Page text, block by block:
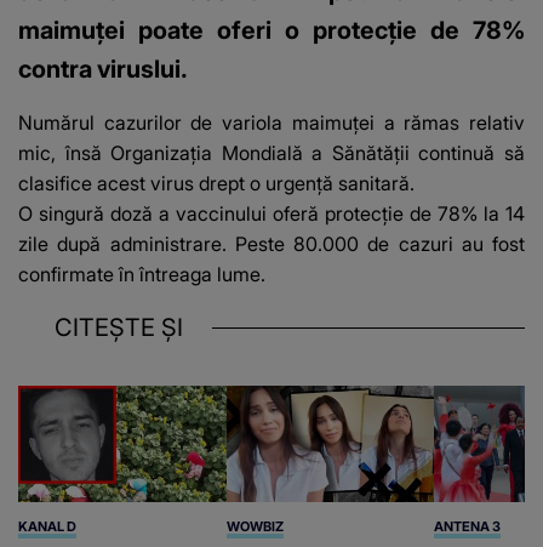
maimuței poate oferi o protecție de 78%
contra viruslui.
Numărul cazurilor de variola maimuței a rămas relativ
mic, însă Organizația Mondială a Sănătății continuă să
clasifice acest virus drept o urgență sanitară.
O singură doză a vaccinului oferă protecție de 78% la 14
zile după administrare. Peste 80.000 de cazuri au fost
confirmate în întreaga lume.
CITEȘTE ȘI
KANAL D WOWBIZ ANTENA 3